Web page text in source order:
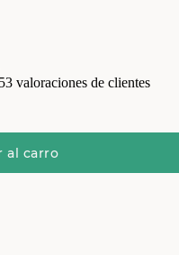
53 valoraciones de clientes
al carro